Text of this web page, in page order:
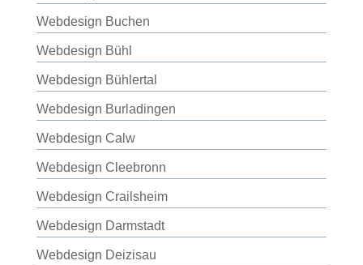
Webdesign Buchen
Webdesign Bühl
Webdesign Bühlertal
Webdesign Burladingen
Webdesign Calw
Webdesign Cleebronn
Webdesign Crailsheim
Webdesign Darmstadt
Webdesign Deizisau